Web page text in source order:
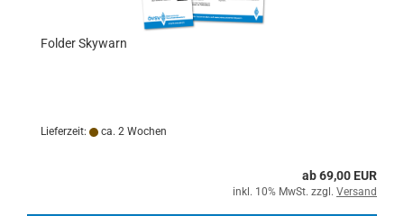
Folder Skywarn
Lieferzeit: ca. 2 Wochen
ab 69,00 EUR
inkl. 10% MwSt. zzgl. Versand